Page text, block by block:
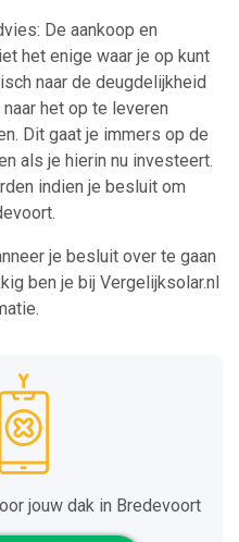
De aankoop en
het enige waar je op kunt
naar de deugdelijkheid
het op te leveren
Dit gaat je immers op de
als je hierin nu investeert.
indien je besluit om
je besluit over te gaan
ben je bij Vergelijksolar.nl
jouw dak in Bredevoort